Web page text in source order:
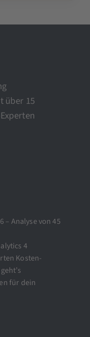
über 15
– Analyse von 45
4
Kosten-
für dein